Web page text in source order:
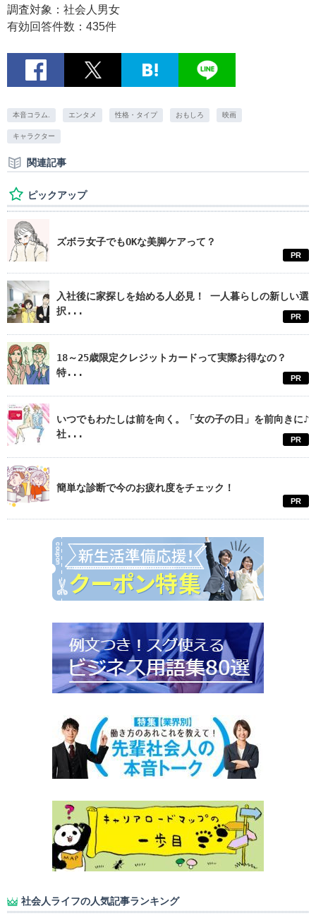
調査対象：社会人男女
有効回答件数：435件
本音コラム. エンタメ 性格・タイプ おもしろ 映画
キャラクター
関連記事
ピックアップ
ズボラ女子でもOKな美脚ケアって？
PR
入社後に家探しを始める人必見！ 一人暮らしの新しい選
択...
PR
18～25歳限定クレジットカードって実際お得なの？
特...
PR
いつでもわたしは前を向く。「女の子の日」を前向きに♪
社...
PR
簡単な診断で今のお疲れ度をチェック！
PR
社会人ライフの人気記事ランキング